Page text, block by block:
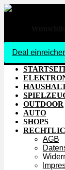
Deal
OUTDOOR
AUTO
SHOPS
AGB